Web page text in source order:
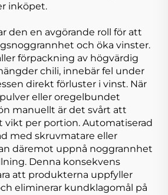
inköpet.
den en avgörande roll för att
och öka vinster.
förpackning av högvärdig
chili, innebär fel under
direkt förluster i vinst. När
eller oregelbundet
manuellt är det svårt att
vikt per portion. Automatiserad
med skruvmatare eller
däremot uppnå noggrannhet
Denna konsekvens
att produkterna uppfyller
eliminerar kundklagomål på